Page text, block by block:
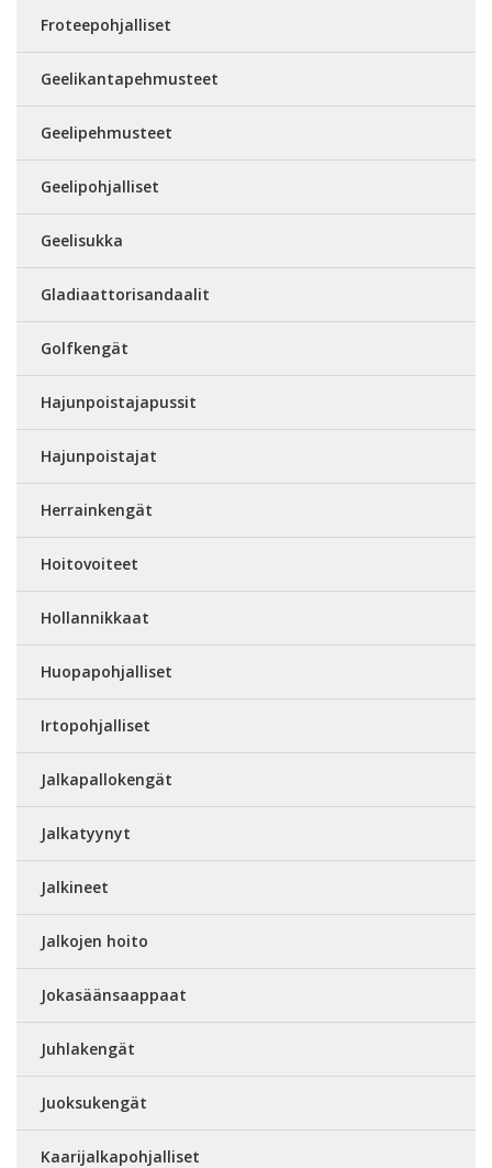
Froteepohjalliset
Geelikantapehmusteet
Geelipehmusteet
Geelipohjalliset
Geelisukka
Gladiaattorisandaalit
Golfkengät
Hajunpoistajapussit
Hajunpoistajat
Herrainkengät
Hoitovoiteet
Hollannikkaat
Huopapohjalliset
Irtopohjalliset
Jalkapallokengät
Jalkatyynyt
Jalkineet
Jalkojen hoito
Jokasäänsaappaat
Juhlakengät
Juoksukengät
Kaarijalkapohjalliset